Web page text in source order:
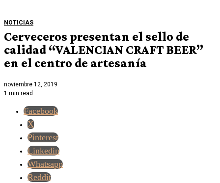
NOTICIAS
Cerveceros presentan el sello de
calidad “VALENCIAN CRAFT BEER”
en el centro de artesanía
noviembre 12, 2019
1 min read
Facebook
X
Pinterest
Linkedin
Whatsapp
Reddit